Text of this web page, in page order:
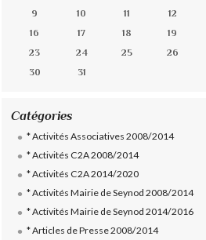
9
10 11 12
16
17 18 19
23
24 25 26
30
31
Catégories
* Activités Associatives 2008/2014
* Activités C2A 2008/2014
* Activités C2A 2014/2020
* Activités Mairie de Seynod 2008/2014
* Activités Mairie de Seynod 2014/2016
* Articles de Presse 2008/2014